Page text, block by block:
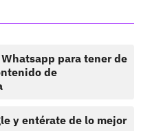
para tener de
de
y entérate de lo mejor